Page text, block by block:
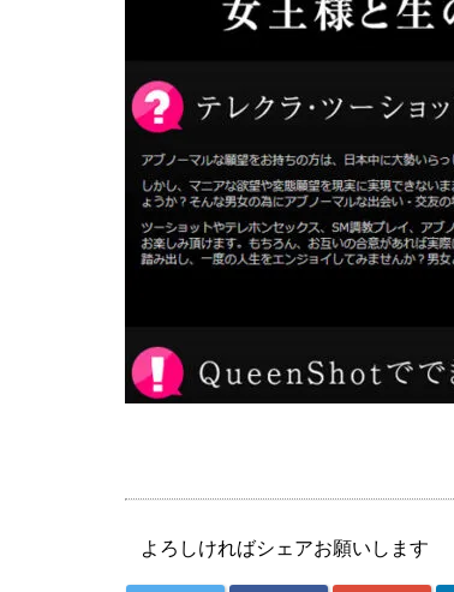
よろしければシェアお願いします